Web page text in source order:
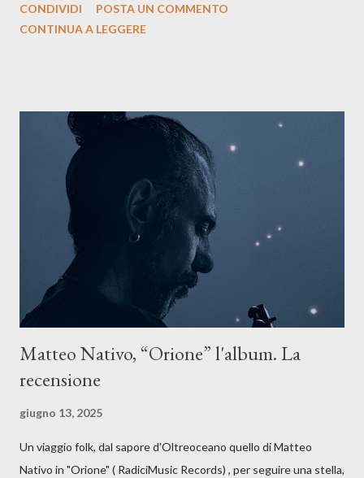
testo ibrido tra italiano e siciliano, e un’urgenza espressiva che
La canzone racconta la difficoltà di creare, e perfino di esistere,
sotto il peso della realtà. Ma lo fa cercando una via d’uscita, una
forma di assoluzione, nel vivere e nel suonare, nel trovare respiro
anche quando l’aria sembra farsi più densa. Il brano è anche una
dichiarazione d’intenti: Cico Messina apre il suo nuovo percorso
artistico con una composizi...
CONDIVIDI
POSTA UN COMMENTO
CONTINUA A LEGGERE
Matteo Nativo, “Orione” l'album. La
recensione
giugno 13, 2025
Un viaggio folk, dal sapore d'Oltreoceano quello di Matteo
Nativo in "Orione" ( RadiciMusic Records) , per seguire una stella,